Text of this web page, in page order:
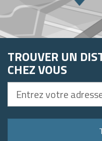
TROUVER UN
CHEZ VOUS
votre